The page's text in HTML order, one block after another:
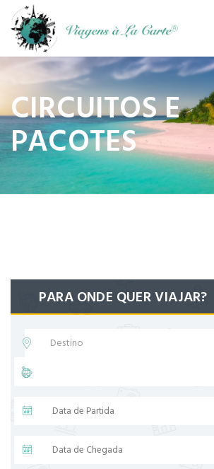
CIRCUITOS E
PACOTES
PARA ONDE QUER VIAJAR?